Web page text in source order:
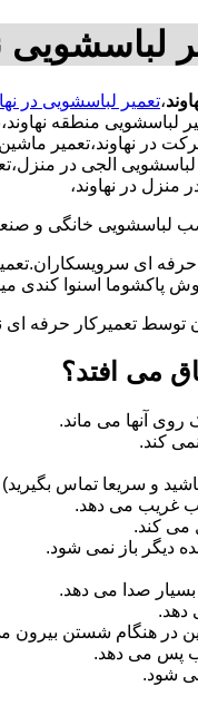
لباسشویی
،تعمیر لباسشویی در
لباسشویی منطقه
نهاوند،تعمیر
الجی در
در نهاوند،
خانگی و
حرفه ای
اسنوا کندی
توسط تعمیرکار
می افتد؟
آنها می ماند.
کند.
و سریعا تماس بگیرید)
غریب می دهد.
می کند.
دیگر باز نمی شود.
صدا می دهد.
دهد.
در هنگام شستن بیرون
پس می دهد.
شود.